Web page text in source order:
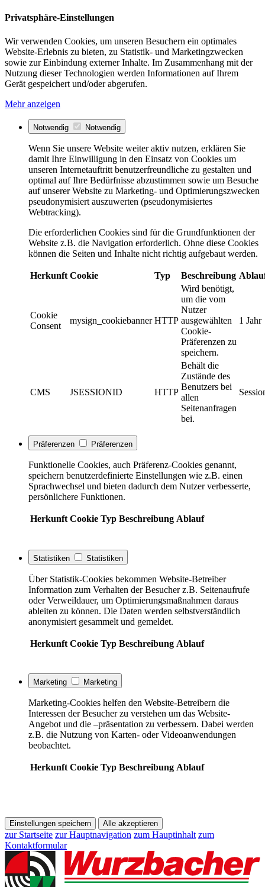
Privatsphäre-Einstellungen
Wir verwenden Cookies, um unseren Besuchern ein optimales
Website-Erlebnis zu bieten, zu Statistik- und Marketingzwecken
sowie zur Einbindung externer Inhalte. Im Zusammenhang mit der
Nutzung dieser Technologien werden Informationen auf Ihrem
Gerät gespeichert und/oder abgerufen.
Mehr anzeigen
Notwendig Notwendig
Wenn Sie unsere Website weiter aktiv nutzen, erklären Sie
damit Ihre Einwilligung in den Einsatz von Cookies um
unseren Internetauftritt benutzerfreundliche zu gestalten und
optimal auf Ihre Bedürfnisse abzustimmen sowie um Besuche
auf unserer Website zu Marketing- und Optimierungszwecken
pseudonymisiert auszuwerten (pseudonymisiertes
Webtracking).
Die erforderlichen Cookies sind für die Grundfunktionen der
Website z.B. die Navigation erforderlich. Ohne diese Cookies
können die Seiten und Inhalte nicht richtig aufgebaut werden.
Herkunft Cookie Typ Beschreibung
Cookie
Consent
mysign_cookiebanner HTTP
Wird benötigt,
um die vom
Nutzer
ausgewählten
Cookie-
Präferenzen zu
speichern.
1 Jahr
CMS JSESSIONID HTTP
Behält die
Zustände des
Benutzers bei
allen
Seitenanfragen
bei.
Präferenzen Präferenzen
Funktionelle Cookies, auch Präferenz-Cookies genannt,
speichern benutzerdefinierte Einstellungen wie z.B. einen
Sprachwechsel und bieten dadurch dem Nutzer verbesserte,
persönlichere Funktionen.
Herkunft Cookie Typ Beschreibung Ablauf
Statistiken Statistiken
Über Statistik-Cookies bekommen Website-Betreiber
Information zum Verhalten der Besucher z.B. Seitenaufrufe
oder Verweildauer, um Optimierungsmaßnahmen daraus
ableiten zu können. Die Daten werden selbstverständlich
anonymisiert gesammelt und gemeldet.
Herkunft Cookie Typ Beschreibung Ablauf
Marketing Marketing
Marketing-Cookies helfen den Website-Betreibern die
Interessen der Besucher zu verstehen um das Website-
Angebot und die –präsentation zu verbessern. Dabei werden
z.B. die Nutzung von Karten- oder Videoanwendungen
beobachtet.
Herkunft Cookie Typ Beschreibung Ablauf
Einstellungen speichern Alle akzeptieren
zur Startseite zur Hauptnavigation zum Hauptinhalt zum
Kontaktformular